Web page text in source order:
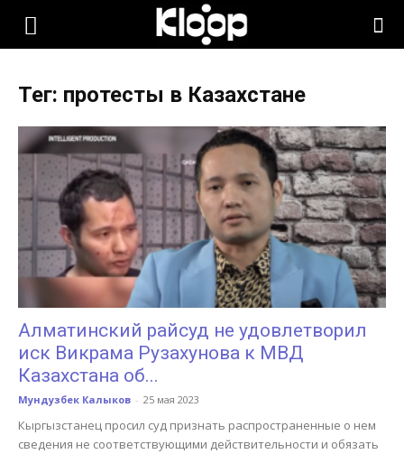
KLOOP.KG
Новости
Кыргызстана
Тег: протесты в Казахстане
Алматинский райсуд не удовлетворил
иск Викрама Рузахунова к МВД
Казахстана об...
Мундузбек Калыков - 25 мая 2023
Кыргызстанец просил суд признать распространенные о нем
сведения не соответствующими действительности и обязать